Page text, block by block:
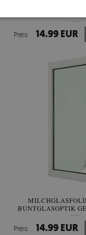
Preis: 14.99 EUR
BUNTGLASOPTIK
Preis: 14.99 EUR